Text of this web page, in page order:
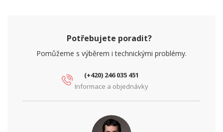
Potřebujete poradit?
Pomůžeme s výběrem i technickými problémy.
(+420) 246 035 451
Informace a objednávky